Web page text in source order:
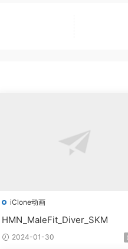
iClone动画
HMN_MaleFit_Diver_SKM
2024-01-30